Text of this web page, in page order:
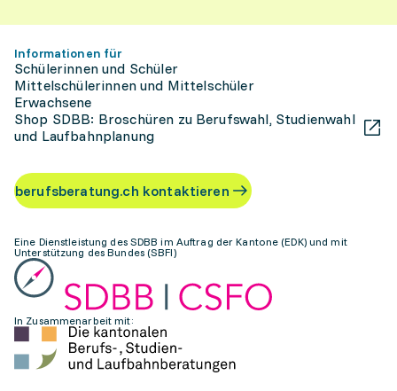
Informationen für
Schülerinnen und Schüler
Mittelschülerinnen und Mittelschüler
Erwachsene
Shop SDBB: Broschüren zu Berufswahl, Studienwahl
und Laufbahnplanung
berufsberatung.ch kontaktieren
Eine Dienstleistung des SDBB im Auftrag der Kantone (EDK) und mit
Unterstützung des Bundes (SBFI)
In Zusammenarbeit mit: